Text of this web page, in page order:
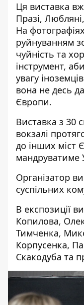
Ця виставка
Празі,
На
руйнуванням
чуйність та
інструмент,
увагу
вона не десь
Європи.
Виставка з 30
вокзалі
до інших міст
мандруватиме
Організатор
суспільних
В експозиції
Копилова,
Тимченка,
Корпусенка,
Скакодуба та